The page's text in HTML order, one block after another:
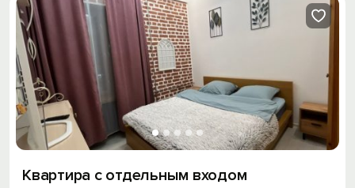
Квартира с отдельным входом